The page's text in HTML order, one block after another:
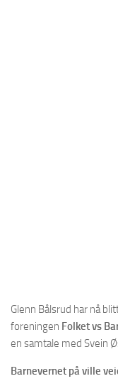
Glenn Bålsrud har nå
foreningen Folket vs
en samtale med Svein
Barnevernet på ville